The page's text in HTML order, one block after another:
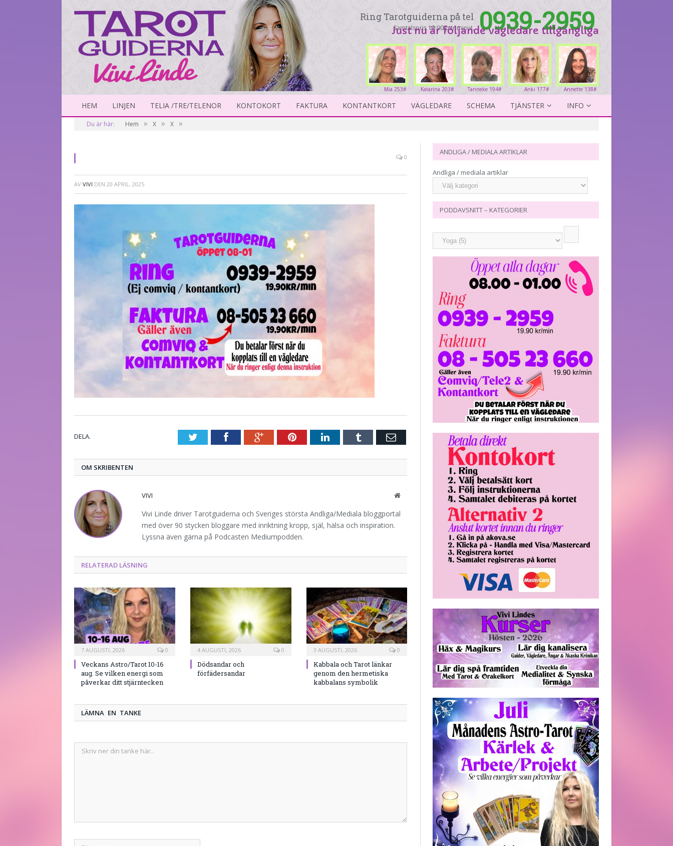
Ring Tarotguiderna på tel
Samtalspris 19:90 per minut. 0939-2959
Just nu är följande vägledare tillgängliga
Annette 138#
Anki 177#
Tanneke 194#
Katarina 203#
Mia 253#
HEM LINJEN TELIA /TRE/TELENOR KONTOKORT FAKTURA KONTANTKORT VÄGLEDARE SCHEMA TJÄNSTER INFO
Du är här: Hem » X » X »
0
AV VIVI DEN 20 APRIL, 2025
DELA. TwitterFacebookGoogle+PinterestLinkedInTumblr E-
OM SKRIBENTEN
VIVI Website
Vivi Linde driver Tarotguiderna och Sveriges största Andliga/Mediala bloggportal
med över 90 stycken bloggare med inriktning kropp, själ, hälsa och inspiration.
Lyssna även gärna på Podcasten Mediumpodden.
RELATERAD LÄSNING
7 AUGUSTI, 2026 0
Veckans Astro/Tarot 10-16
aug. Se vilken energi som
påverkar ditt stjärntecken
4 AUGUSTI, 2026 0
Dödsandar och
förfädersandar
3 AUGUSTI, 2026 0
Kabbala och Tarot länkar
genom den hermetiska
kabbalans symbolik
LÄMNA EN TANKE
ANDLIGA / MEDIALA ARTIKLAR
Andliga / mediala artiklar
PODDAVSNITT – KATEGORIER